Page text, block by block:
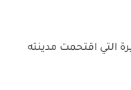
التي اقتحمت مدينته